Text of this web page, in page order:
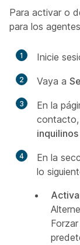
Para activar o
para los
1 Inicie
2 Vaya a
3
En la
contacto,
4 En la
lo